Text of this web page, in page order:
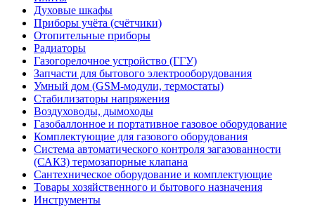
Духовые шкафы
Приборы учёта (счётчики)
Отопительные приборы
Радиаторы
Газогорелочное устройство (ГГУ)
Запчасти для бытового электрооборудования
Умный дом (GSM-модули, термостаты)
Cтабилизаторы напряжения
Воздуховоды, дымоходы
Газобаллонное и портативное газовое оборудование
Комплектующие для газового оборудования
Система автоматического контроля загазованности
(САКЗ) термозапорные клапана
Сантехническое оборудование и комплектующие
Товары хозяйственного и бытового назначения
Инструменты